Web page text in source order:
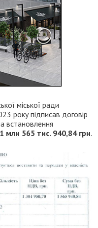
міської ради
року підписав договір
встановлення
1 млн 565 тис. 940,84 грн.